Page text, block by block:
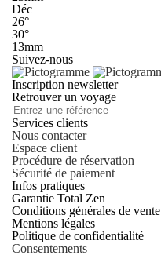
Déc
26°
30°
13mm
Suivez-nous
Inscription newsletter
Retrouver un voyage
Services clients
Nous contacter
Espace client
Procédure de réservation
Sécurité de paiement
Infos pratiques
Garantie Total Zen
Conditions générales de vente
Mentions légales
Politique de confidentialité
Consentements